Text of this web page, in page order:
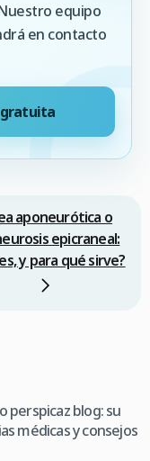
equipo
en contacto
aponeurótica o
epicraneal:
y para qué sirve?
blog: su
médicas y consejos